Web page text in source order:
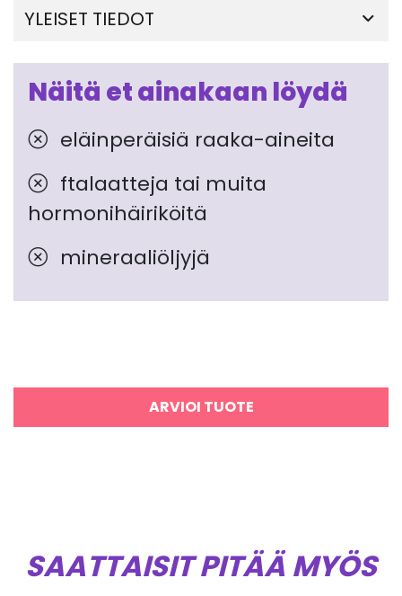
YLEISET TIEDOT
Näitä et ainakaan löydä
eläinperäisiä raaka-aineita
ftalaatteja tai muita
hormonihäiriköitä
mineraaliöljyjä
ARVIOI TUOTE
SAATTAISIT PITÄÄ MYÖS